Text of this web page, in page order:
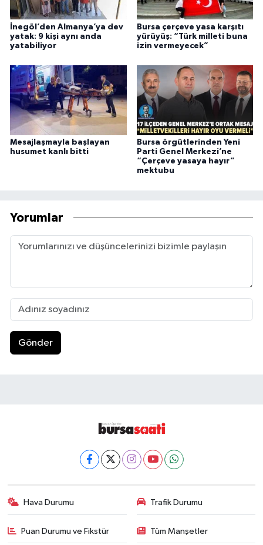
İnegöl’den Almanya’ya dev
yatak: 9 kişi aynı anda
yatabiliyor
Bursa çerçeve yasa karşıtı
yürüyüş: “Türk milleti buna
izin vermeyecek”
Mesajlaşmayla başlayan
husumet kanlı bitti
Bursa örgütlerinden Yeni
Parti Genel Merkezi’ne
“Çerçeve yasaya hayır”
mektubu
Yorumlar
Gönder
Hava Durumu Trafik Durumu
Puan Durumu ve Fikstür Tüm Manşetler